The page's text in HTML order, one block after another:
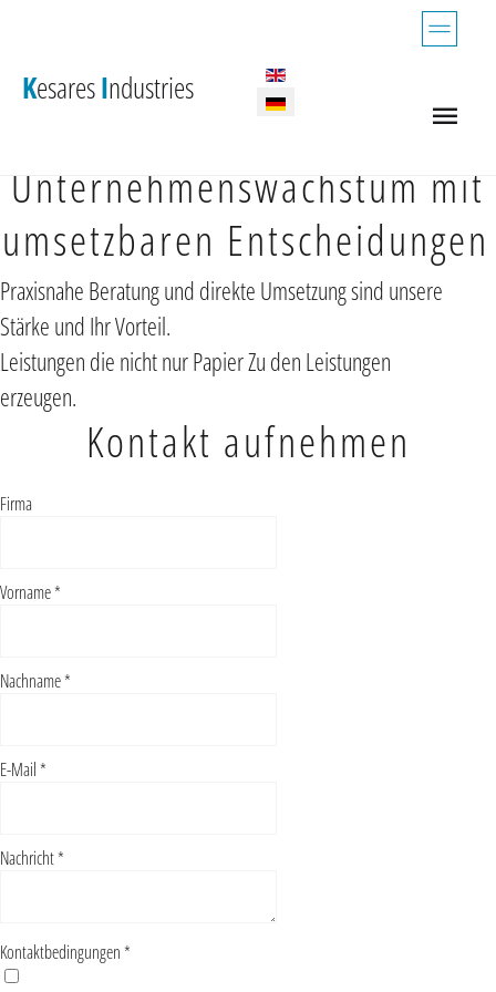
KesaresIndustries Sprache auswählen
KESARES INDUSTRIES
Unternehmenswachstum mit
umsetzbaren Entscheidungen
Praxisnahe Beratung und direkte Umsetzung sind unsere
Stärke und Ihr Vorteil.
Leistungen die nicht nur Papier
erzeugen.
Zu den Leistungen
Kontakt aufnehmen
Firma
Vorname*
Nachname*
E-Mail *
Nachricht*
Kontaktbedingungen *